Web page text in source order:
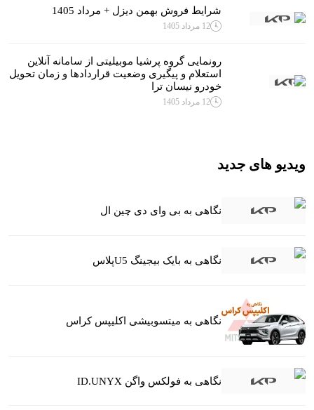
شرایط فروش بهمن دیزل + مرداد 1405
12 مرداد 1405
رونمایی گروه پرشیا موبیلیتی از سامانه آنلاین
استعلام و پیگیری وضعیت قراردادها و زمان تحویل
خودرو نیسان ترا
12 مرداد 1405
ویدیو های جدید
نگاهی به بی وای دی چین ال
نگاهی به بایک بیجینگ U5پلاس
نگاهی به میتسوبیشی اکلیپس کراس
نگاهی به فولکس واگن ID.UNYX